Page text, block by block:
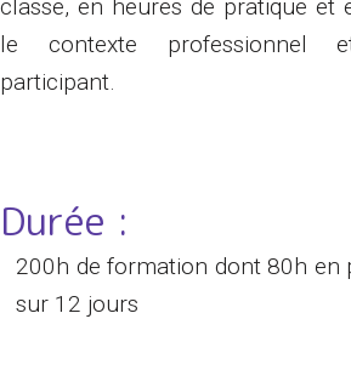
classe, en heures de pratique et
le contexte professionnel
participant.
Durée :
200h de formation dont 80h en
sur 12 jours